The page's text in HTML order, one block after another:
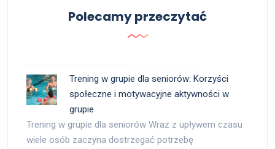
Polecamy przeczytać
Trening w grupie dla seniorów: Korzyści
społeczne i motywacyjne aktywności w
grupie
Trening w grupie dla seniorów Wraz z upływem czasu
wiele osób zaczyna dostrzegać potrzebę